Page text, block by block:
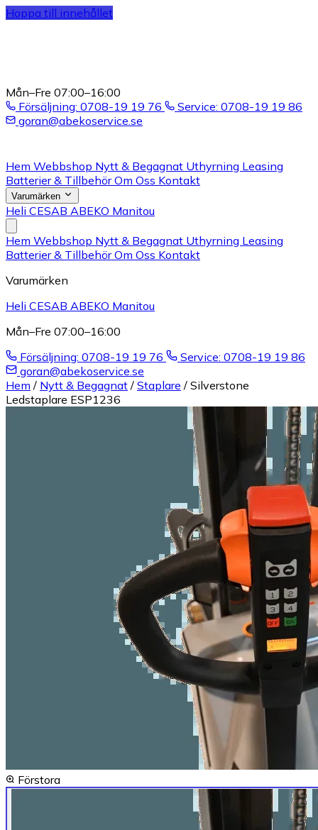
Hoppa till innehållet
Mån–Fre 07:00–16:00
Försäljning: 0708-19 19 76
Service: 0708-19 19 86
goran@abekoservice.se
Hem Webbshop Nytt & Begagnat Uthyrning Leasing
Batterier & TillbehörOm Oss Kontakt
Varumärken
Heli CESAB ABEKO Manitou
Hem Webbshop Nytt & Begagnat Uthyrning Leasing
Batterier & TillbehörOm Oss Kontakt
Varumärken
Heli CESAB ABEKO Manitou
Mån–Fre 07:00–16:00
Försäljning: 0708-19 19 76
Service: 0708-19 19 86
goran@abekoservice.se
Hem / Nytt & Begagnat / Staplare / Silverstone
Ledstaplare ESP1236
Förstora